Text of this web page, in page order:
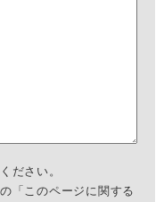
ださい。
「このページに関する